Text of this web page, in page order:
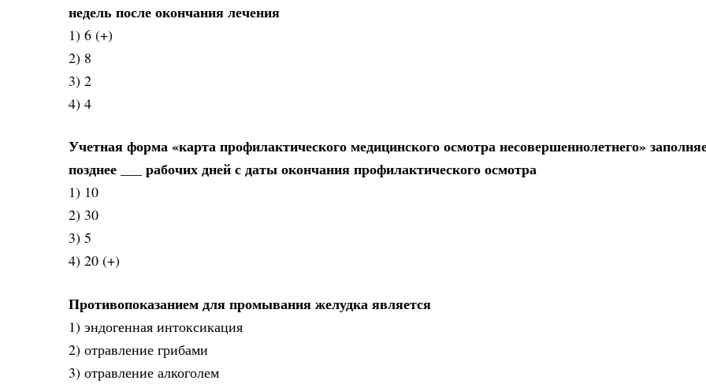
недель после окончания лечения
1) 6 (+)
2) 8
3) 2
4) 4
Учетная форма «карта профилактического медицинского осмотра несовершеннолетнего»
позднее ___ рабочих дней с даты окончания профилактического осмотра
1) 10
2) 30
3) 5
4) 20 (+)
Противопоказанием для промывания желудка является
1) эндогенная интоксикация
2) отравление грибами
3) отравление алкоголем